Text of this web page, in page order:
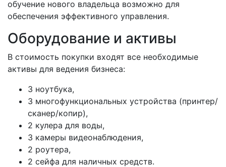
обучение нового владельца возможно для
обеспечения эффективного управления.
Оборудование и активы
В стоимость покупки входят все необходимые
активы для ведения бизнеса:
3 ноутбука,
3 многофункциональных устройства (принтер/
сканер/копир),
2 кулера для воды,
3 камеры видеонаблюдения,
2 роутера,
2 сейфа для наличных средств.